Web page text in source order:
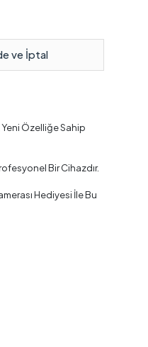
ve İptal
Yeni Özelliğe Sahip
Bir Cihazdır.
Hediyesi İle Bu